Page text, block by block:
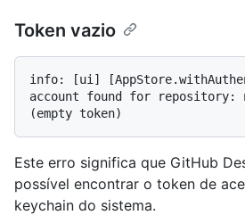
Token vazio
info: [ui]
account found for repository:
Este erro significa que GitHub
possível encontrar o token de
keychain do sistema.